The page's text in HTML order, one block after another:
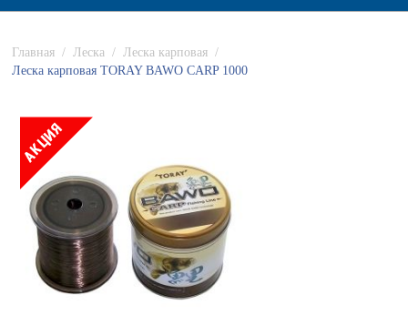
Главная / Леска / Леска карповая /
Леска карповая TORAY BAWO CARP 1000